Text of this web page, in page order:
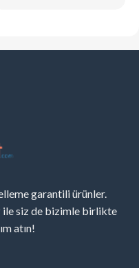
garantili ürünler.
ile siz de bizimle birlikte
atın!